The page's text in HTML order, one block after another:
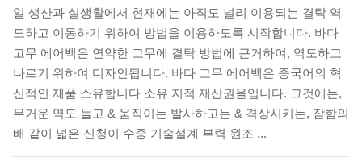
일 생산과 실생활에서 현재에는 아직도 널리 이용되는 결탁 역
도하고 이동하기 위하여 방법을 이용하도록 시작합니다. 바다
고무 에어백은 연약한 고무에 결탁 방법에 근거하여, 역도하고
나르기 위하여 디자인됩니다. 바다 고무 에어백은 중국어의 혁
신적인 제품 소유합니다 소유 지적 재산권을입니다. 그것에는,
무거운 역도 들고 & 움직이는 발사하고는 & 격상시키는, 잠함의
배 같이 넓은 신청이 수중 기술설계 부력 원조 ...